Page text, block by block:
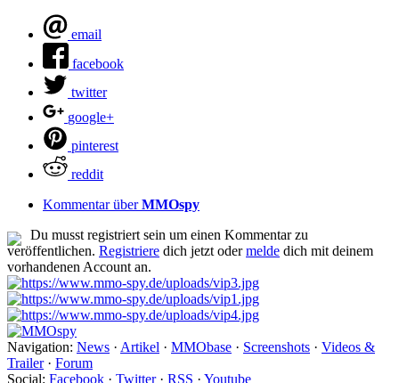
email
facebook
twitter
google+
pinterest
reddit
Kommentar überMMOspy
Du musst registriert sein um einen Kommentar zu
veröffentlichen. Registriere dich jetzt odermelde dich mit deinem
vorhandenen Account an.
Navigation: News · Artikel · MMObase · Screenshots · Videos &
Trailer· Forum
Social: Facebook · Twitter· RSS · Youtube